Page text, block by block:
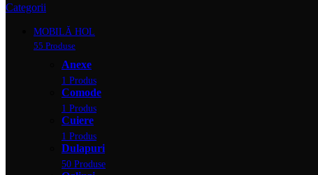
Categorii
MOBILĂ HOL
55 Produse
Anexe
1 Produs
Comode
1 Produs
Cuiere
1 Produs
Dulapuri
50 Produse